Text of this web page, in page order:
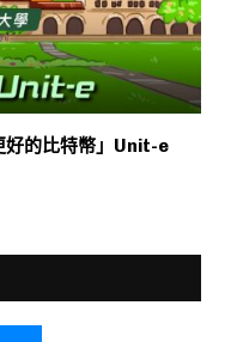
好的比特幣」Unit-e